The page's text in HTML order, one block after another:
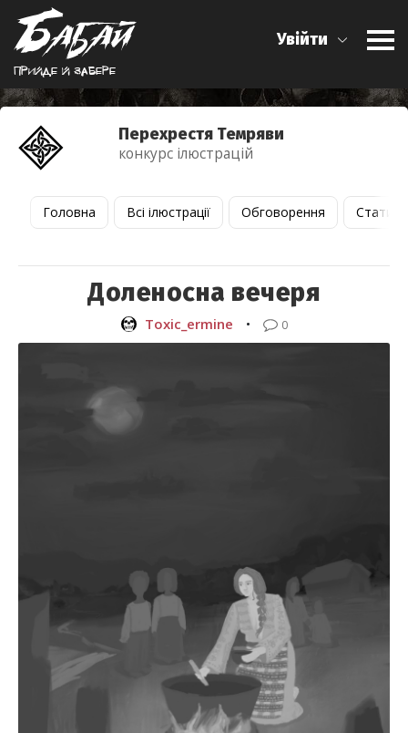
Прийде й забере
Увійти
Перехрестя Темряви
конкурс ілюстрацій
Головна Всі ілюстрації Обговорення
Доленосна вечеря
Toxic_ermine • 0